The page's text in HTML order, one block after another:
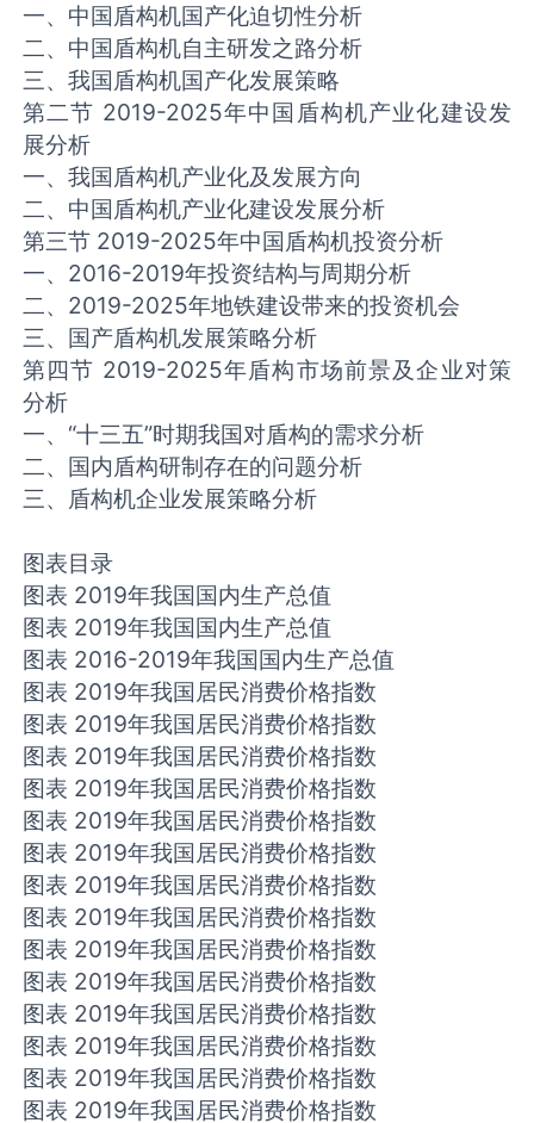
一、中国盾构机国产化迫切性分析
二、中国盾构机自主研发之路分析
三、我国盾构机国产化发展策略
第二节 2019-2025年中国盾构机产业化建设发
展分析
一、我国盾构机产业化及发展方向
二、中国盾构机产业化建设发展分析
第三节 2019-2025年中国盾构机投资分析
一、2016-2019年投资结构与周期分析
二、2019-2025年地铁建设带来的投资机会
三、国产盾构机发展策略分析
第四节 2019-2025年盾构市场前景及企业对策
分析
一、“十三五”时期我国对盾构的需求分析
二、国内盾构研制存在的问题分析
三、盾构机企业发展策略分析
图表目录
图表 2019年我国国内生产总值
图表 2019年我国国内生产总值
图表 2016-2019年我国国内生产总值
图表 2019年我国居民消费价格指数
图表 2019年我国居民消费价格指数
图表 2019年我国居民消费价格指数
图表 2019年我国居民消费价格指数
图表 2019年我国居民消费价格指数
图表 2019年我国居民消费价格指数
图表 2019年我国居民消费价格指数
图表 2019年我国居民消费价格指数
图表 2019年我国居民消费价格指数
图表 2019年我国居民消费价格指数
图表 2019年我国居民消费价格指数
图表 2019年我国居民消费价格指数
图表 2019年我国居民消费价格指数
图表 2019年我国居民消费价格指数